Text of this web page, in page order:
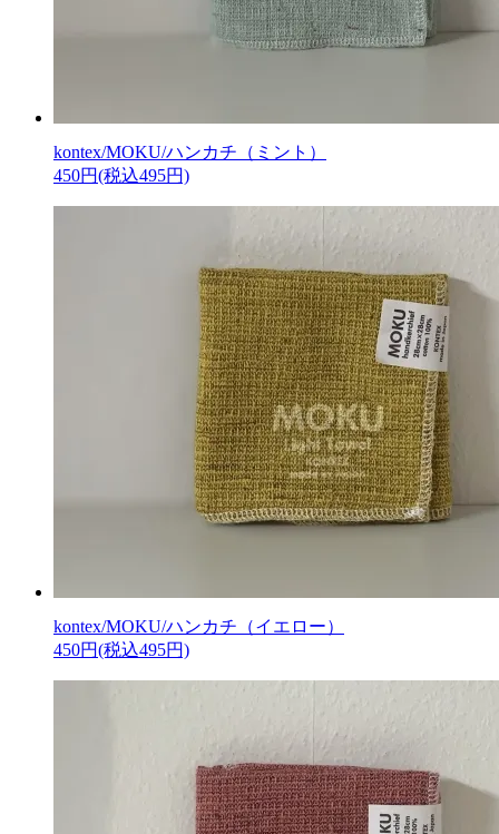
kontex/MOKU/ハンカチ（ミント）
450円(税込495円)
kontex/MOKU/ハンカチ（イエロー）
450円(税込495円)